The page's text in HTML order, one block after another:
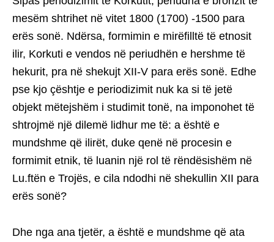
mesëm shtrihet në vitet 1800 (1700) -1500 para
erës sonë. Ndërsa, formimin e mirëfilltë të etnosit
ilir, Korkuti e vendos në periudhën e hershme të
hekurit, pra në shekujt XII-V para erës sonë. Edhe
pse kjo çështje e periodizimit nuk ka si të jetë
objekt mëtejshëm i studimit tonë, na imponohet të
shtrojmë një dilemë lidhur me të: a është e
mundshme që ilirët, duke qenë në procesin e
formimit etnik, të luanin një rol të rëndësishëm në
Lu.ftën e Trojës, e cila ndodhi në shekullin XII para
erës sonë?
Dhe nga ana tjetër, a është e mundshme që ata